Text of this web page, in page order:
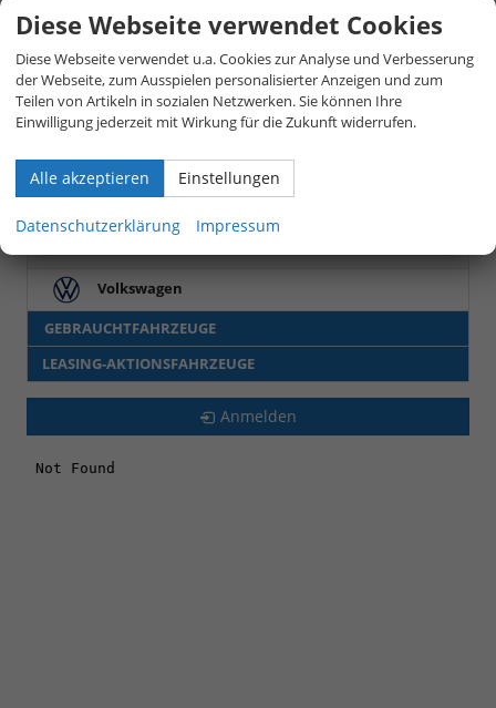
Audi
Cupra
Renault
Toyota
Volkswagen
GEBRAUCHTFAHRZEUGE
LEASING-AKTIONSFAHRZEUGE
Anmelden
Diese Webseite verwendet Cookies
Diese Webseite verwendet u.a. Cookies zur Analyse und Verbesserung
der Webseite, zum Ausspielen personalisierter Anzeigen und zum
Teilen von Artikeln in sozialen Netzwerken. Sie können Ihre
Einwilligung jederzeit mit Wirkung für die Zukunft widerrufen.
Alle akzeptieren Einstellungen
Datenschutzerklärung Impressum